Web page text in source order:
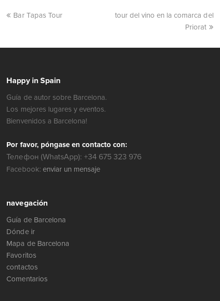
Bar Tapas Tour
tour del vino en la comarca del
Priorat
Happy in Spain
Guía de autor sobre Barcelona.
Los mejores lugares y eventos.
Bienvenidos a Barcelona!
Por favor, póngase en contacto con:
Телефон (WhatsApp): +34 675 323 976
Facebook: enviar un mensaje
navegación
Guía de Barcelona
Dónde ir
Mapa de Barcelona
Favoritos
contactos
Comentarios